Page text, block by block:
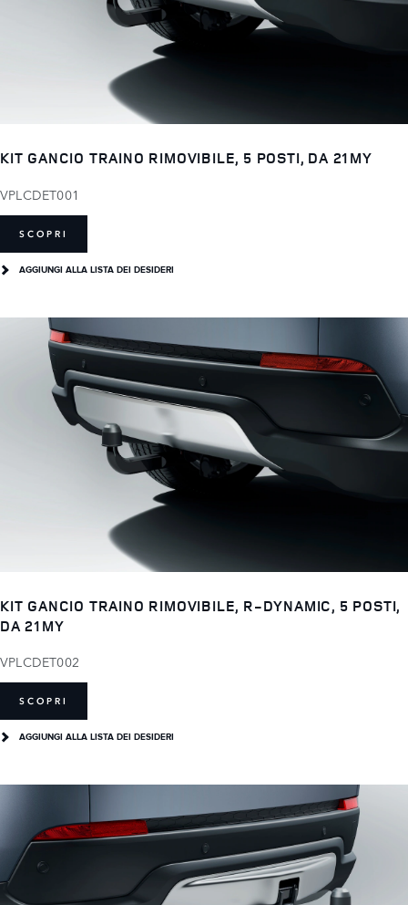
KIT GANCIO TRAINO RIMOVIBILE, 5 POSTI, DA 21MY
VPLCDET001
SCOPRI
AGGIUNGI ALLA LISTA DEI DESIDERI
KIT GANCIO TRAINO RIMOVIBILE, R-DYNAMIC, 5 POSTI,
DA 21MY
VPLCDET002
SCOPRI
AGGIUNGI ALLA LISTA DEI DESIDERI